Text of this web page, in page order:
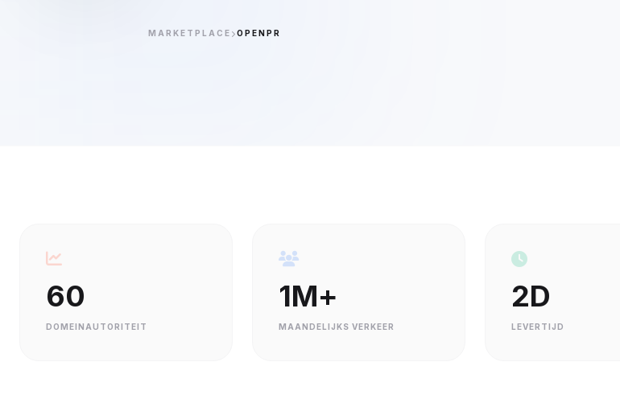
MARKETPLACE OPENPR
60
DOMEINAUTORITEIT
1M+
MAANDELIJKS VERKEER
2D
LEVERTIJD